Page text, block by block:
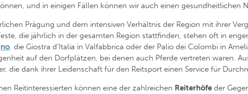
und in einigen Fällen können wir auch einen gesundheitlichen
Prägung und dem intensiven Verhältnis der Region mit ihrer
die jährlich in der gesamten Region stattfinden, stehen oft in
, die Giostra d’Italia in Valfabbrica oder der Palio dei Colombi in
auf den Dorfplätzen, bei denen auch Pferde vertreten waren.
die dank ihrer Leidenschaft für den Reitsport einen Service für
Reitinteressierten können eine der zahlreichen Reiterhöfe der